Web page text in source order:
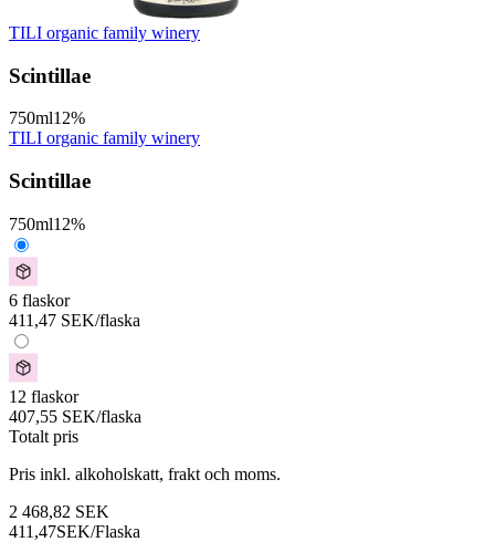
TILI organic family winery
Scintillae
750ml12%
TILI organic family winery
Scintillae
750ml12%
6 flaskor
411,47 SEK/flaska
12 flaskor
407,55 SEK/flaska
Totalt pris
Pris inkl. alkoholskatt, frakt och moms.
2 468,82 SEK
411,47SEK/Flaska